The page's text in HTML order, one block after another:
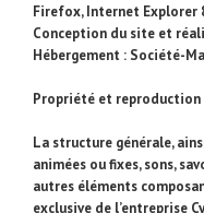
Firefox, Internet Explorer
Conception du site et
Hébergement : Société-
Propriété et reproduction
La structure générale,
animées ou fixes, sons,
autres éléments
exclusive de l’entreprise